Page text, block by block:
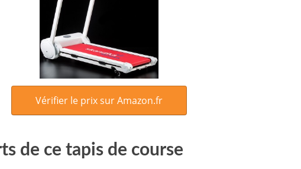
Vérifier le prix sur Amazon.fr
de ce tapis de course